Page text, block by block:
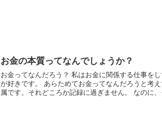
お金の本質ってなんでしょうか？
お金ってなんだろう？ 私はお金に関係する仕事を
が好きです。 あらためてお金ってなんだろうと考
属です。それどころか記録に過ぎません。 なのに、